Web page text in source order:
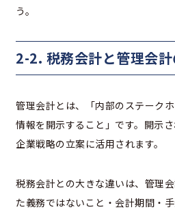
う。
2-2. 税務会計と管理会
管理会計とは、「内部のステーク
情報を開示すること」です。開示
企業戦略の立案に活用されます。
税務会計との大きな違いは、管理
た義務ではないこと・会計期間・